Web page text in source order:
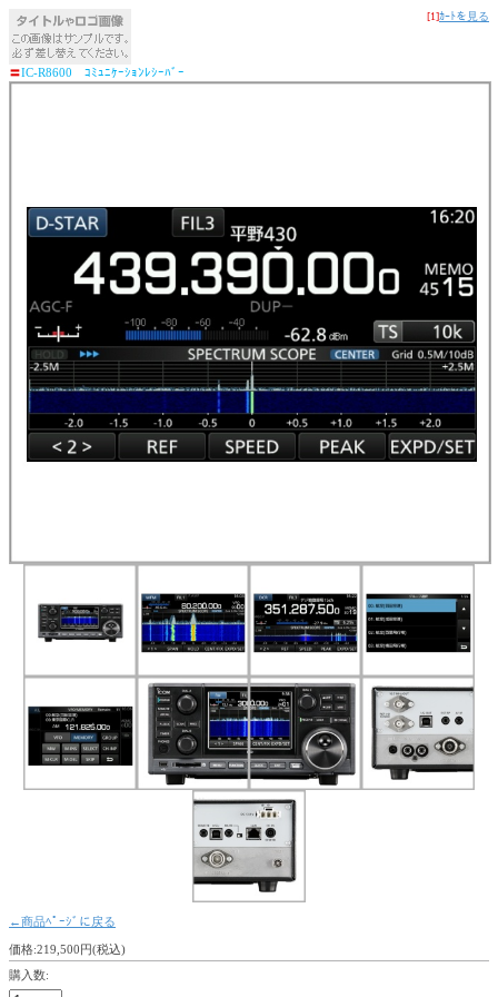
[1]ｶｰﾄを見る
〓IC-R8600 ｺﾐｭﾆｹｰｼｮﾝﾚｼｰﾊﾞｰ
←商品ﾍﾟｰｼﾞに戻る
価格:219,500円(税込)
購入数: